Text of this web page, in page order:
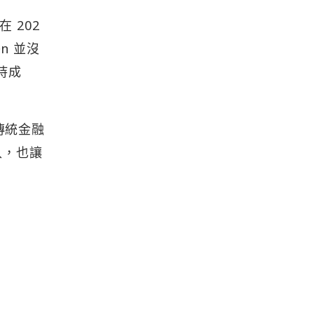
202
並沒
成
統金融
也讓